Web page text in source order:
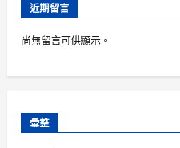
近期留言
尚無留言可供顯示。
彙整